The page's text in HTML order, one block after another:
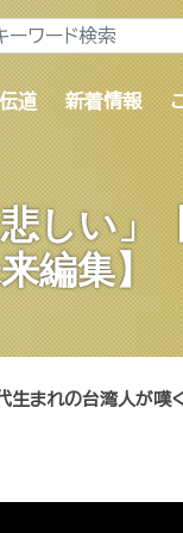
道 新着情報
しい」
編集】
生まれの台湾人が嘆